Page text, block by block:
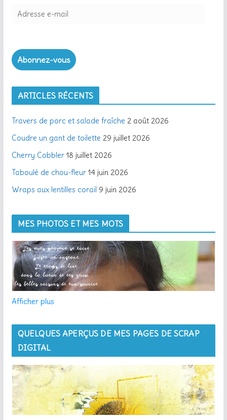
Abonnez-vous
ARTICLES RÉCENTS
Travers de porc et salade fraîche 2 août 2026
Coudre un gant de toilette 29 juillet 2026
Cherry Cobbler 18 juillet 2026
Taboulé de chou-fleur 14 juin 2026
Wraps aux lentilles corail 9 juin 2026
MES PHOTOS ET MES MOTS
Afficher plus
QUELQUES APERÇUS DE MES PAGES DE SCRAP
DIGITAL